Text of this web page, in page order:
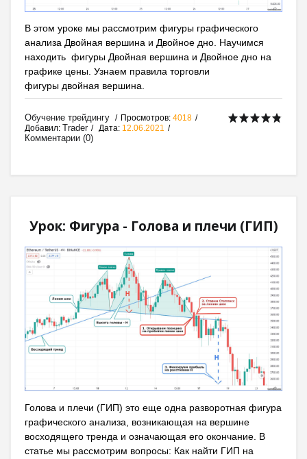
В этом уроке мы рассмотрим фигуры графического
анализа Двойная вершина и Двойное дно. Научимся
находить фигуры Двойная вершина и Двойное дно на
графике цены. Узнаем правила торговли
фигуры двойная вершина.
Обучение трейдингу Просмотров: 4018
Добавил: Trader Дата: 12.06.2021
Комментарии (0)
Урок: Фигура - Голова и плечи (ГИП)
Голова и плечи (ГИП) это еще одна разворотная фигура
графического анализа, возникающая на вершине
восходящего тренда и означающая его окончание. В
статье мы рассмотрим вопросы: Как найти ГИП на